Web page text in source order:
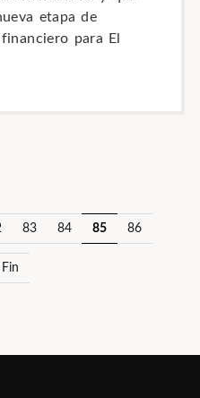
etapa de
para El
83 84 85 86
Fin